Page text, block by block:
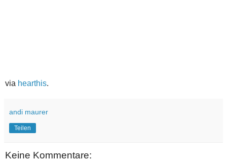
via hearthis.
andi maurer
Teilen
Keine Kommentare: